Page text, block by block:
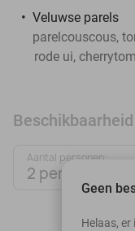
Veluwse parels
parelcouscous,
rode ui,
Beschikbaarheid
Aantal personen:
2 personen
Geen
Helaas,